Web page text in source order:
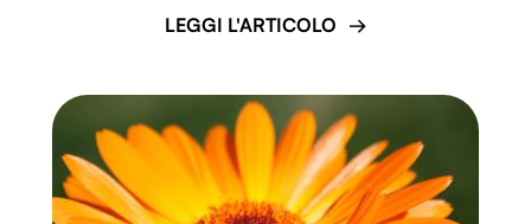
LEGGI L'ARTICOLO